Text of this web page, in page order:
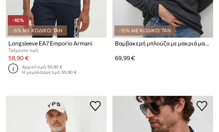
-10%
-5% ΜΕ ΚΩΔΙΚΟ: TAN
Longsleeve EA7 Emporio Armani
Τρέχουσα τιμή:
58,90 €
Αρχική τιμή:65,90 €
Η χαμηλότερη τιμή:65,90 €
-15% ΜΕ ΚΩΔΙΚΟ: TAN
Βαμβακερή μπλούζα με μακριά μανίκια American VintageT-SHIRT ML COL ROND
69,99 €